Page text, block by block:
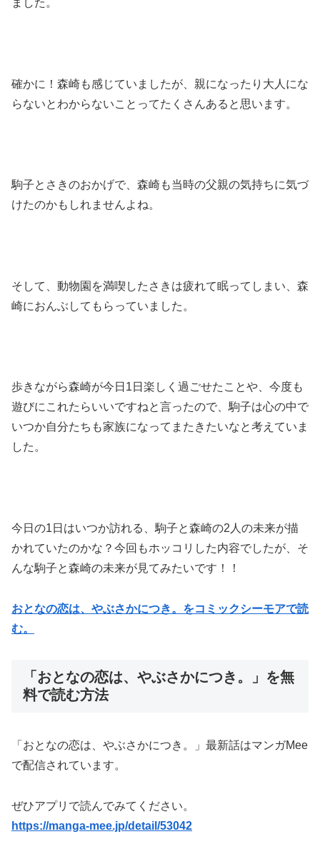
ました。
確かに！森崎も感じていましたが、親になったり大人にな
らないとわからないことってたくさんあると思います。
駒子とさきのおかげで、森崎も当時の父親の気持ちに気づ
けたのかもしれませんよね。
そして、動物園を満喫したさきは疲れて眠ってしまい、森
崎におんぶしてもらっていました。
歩きながら森崎が今日1日楽しく過ごせたことや、今度も
遊びにこれたらいいですねと言ったので、駒子は心の中で
いつか自分たちも家族になってまたきたいなと考えていま
した。
今日の1日はいつか訪れる、駒子と森崎の2人の未来が描
かれていたのかな？今回もホッコリした内容でしたが、そ
んな駒子と森崎の未来が見てみたいです！！
おとなの恋は、やぶさかにつき。をコミックシーモアで読
む。
「おとなの恋は、やぶさかにつき。」を無
料で読む方法
「おとなの恋は、やぶさかにつき。」最新話はマンガMee
で配信されています。
ぜひアプリで読んでみてください。
https://manga-mee.jp/detail/53042